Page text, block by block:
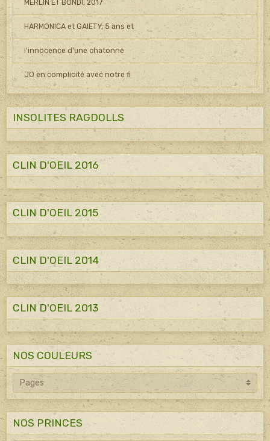
MERLIN ET BONDI, 2017
HARMONICA et GAIETY, 5 ans et
l'innocence d'une chatonne
JO en complicité avec notre fi
INSOLITES RAGDOLLS
CLIN D'OEIL 2016
CLIN D'OEIL 2015
CLIN D'OEIL 2014
CLIN D'OEIL 2013
NOS COULEURS
NOS PRINCES